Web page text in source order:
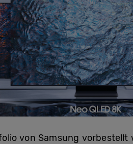
von Samsung